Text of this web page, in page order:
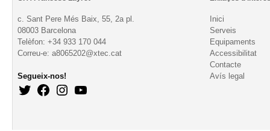
c. Sant Pere Més Baix, 55, 2a pl.
08003 Barcelona
Telèfon: +34 933 170 044
Correu-e: a8065202@xtec.cat
Segueix-nos!
Inici
Serveis
Equipaments
Accessibilitat
Contacte
Avís legal